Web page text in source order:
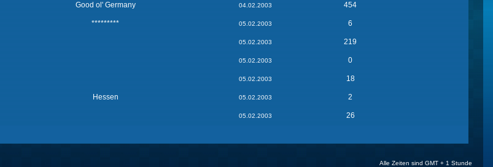
Good ol' Germany 04.02.2003 454
********* 05.02.2003 6
05.02.2003 219
05.02.2003 0
05.02.2003 18
Hessen 05.02.2003 2
05.02.2003 26
Alle Zeiten sind GMT + 1 Stunde